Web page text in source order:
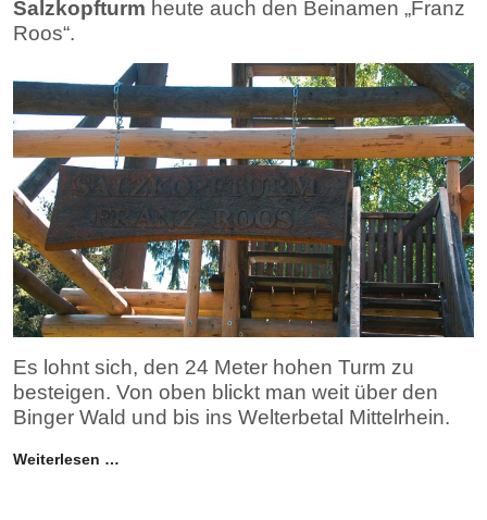
Salzkopfturm heute auch den Beinamen „Franz
Roos“.
Es lohnt sich, den 24 Meter hohen Turm zu
besteigen. Von oben blickt man weit über den
Binger Wald und bis ins Welterbetal Mittelrhein.
Weiterlesen …